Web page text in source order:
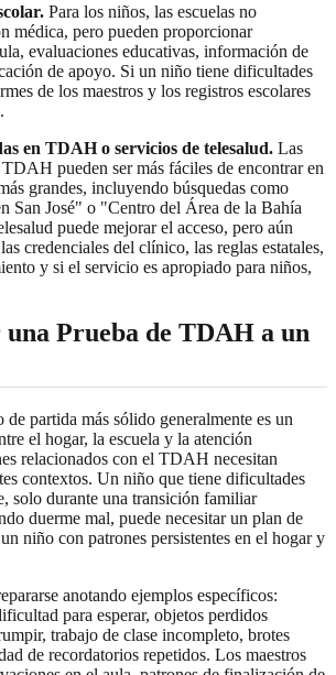
Para los niños, las escuelas no
médica, pero pueden proporcionar
evaluaciones educativas, información de
de apoyo. Si un niño tiene dificultades
de los maestros y los registros escolares
en TDAH o servicios de telesalud. Las
pueden ser más fáciles de encontrar en
grandes, incluyendo búsquedas como
San José" o "Centro del Área de la Bahía
puede mejorar el acceso, pero aún
credenciales del clínico, las reglas estatales,
y si el servicio es apropiado para niños,
una Prueba de TDAH a un
partida más sólido generalmente es un
el hogar, la escuela y la atención
relacionados con el TDAH necesitan
contextos. Un niño que tiene dificultades
solo durante una transición familiar
duerme mal, puede necesitar un plan de
niño con patrones persistentes en el hogar y
anotando ejemplos específicos:
para esperar, objetos perdidos
trabajo de clase incompleto, brotes
de recordatorios repetidos. Los maestros